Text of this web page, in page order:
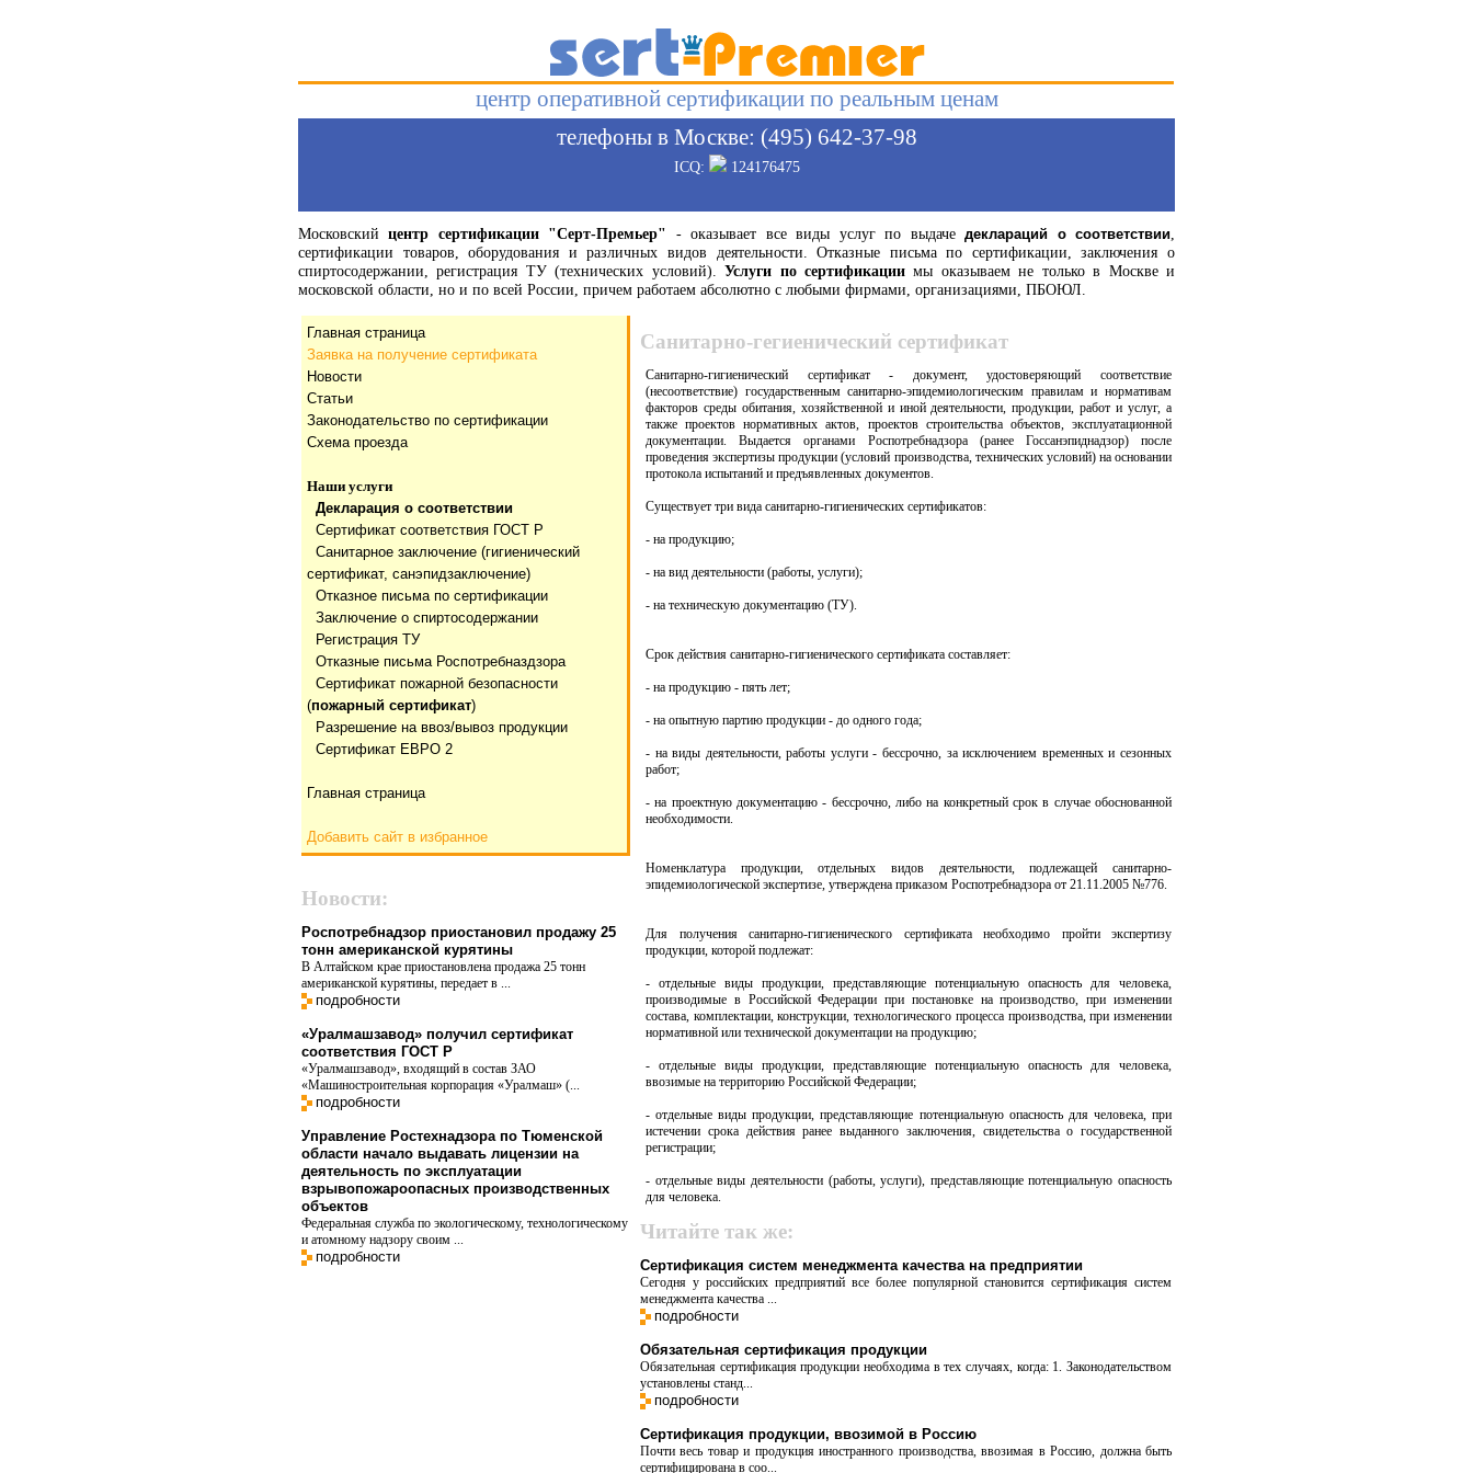
центр оперативной сертификации по реальным ценам
телефоны в Москве: (495) 642-37-98
ICQ: 124176475
Московскийцентр сертификации "Серт-Премьер" - оказывает все виды услуг по выдачедеклараций о соответствии
сертификации товаров, оборудования и различных видов деятельности. Отказные письма по сертификации, заключения о
спиртосодержании, регистрация ТУ (технических условий).Услуги по сертификации мы оказываем не только в Москве и
московской области, но и по всей России, причем работаем абсолютно с любыми фирмами, организациями, ПБОЮЛ.
Главная страница
Заявка на получение сертификата
Новости
Статьи
Законодательство по сертификации
Схема проезда
Наши услуги
Декларация о соответствии
Сертификат соответствия ГОСТ Р
Санитарное заключение (гигиенический
сертификат, санэпидзаключение)
Отказнoе письма по сертификации
Заключение о спиртосодержании
Регистрация ТУ
Отказные письма Роспотребназдзора
Сертификат пожарной безопасности
(пожарный сертификат)
Разрешение на ввоз/вывоз продукции
Сертификат ЕВРО 2
Главная страница
Добавить сайт в избранное
Новости:
Роспотребнадзор приостановил продажу 25
тонн американской курятины
В Алтайском крае приостановлена продажа 25 тонн
американской курятины, передает в ...
подробности
«Уралмашзавод» получил сертификат
соответствия ГОСТ Р
«Уралмашзавод», входящий в состав ЗАО
«Машиностроительная корпорация «Уралмаш» (...
подробности
Управление Ростехнадзора по Тюменской
области начало выдавать лицензии на
деятельность по эксплуатации
взрывопожароопасных производственных
объектов
Федеральная служба по экологическому, технологическому
и атомному надзору своим ...
подробности
Санитарно-гегиенический сертификат
Санитарно-гигиенический сертификат - документ, удостоверяющий соответствие
(несоответствие) государственным санитарно-эпидемиологическим правилам и нормативам
факторов среды обитания, хозяйственной и иной деятельности, продукции, работ и услуг, а
также проектов нормативных актов, проектов строительства объектов, эксплуатационной
документации. Выдается органами Роспотребнадзора (ранее Госсанэпиднадзор) после
проведения экспертизы продукции (условий производства, технических условий) на основании
протокола испытаний и предъявленных документов.
Существует три вида санитарно-гигиенических сертификатов:
- на продукцию;
- на вид деятельности (работы, услуги);
- на техническую документацию (ТУ).
Срок действия санитарно-гигиенического сертификата составляет:
- на продукцию - пять лет;
- на опытную партию продукции - до одного года;
- на виды деятельности, работы услуги - бессрочно, за исключением временных и сезонных
работ;
- на проектную документацию - бессрочно, либо на конкретный срок в случае обоснованной
необходимости.
Номенклатура продукции, отдельных видов деятельности, подлежащей санитарно-
эпидемиологической экспертизе, утверждена приказом Роспотребнадзора от 21.11.2005 №776.
Для получения санитарно-гигиенического сертификата необходимо пройти экспертизу
продукции, которой подлежат:
- отдельные виды продукции, представляющие потенциальную опасность для человека,
производимые в Российской Федерации при постановке на производство, при изменении
состава, комплектации, конструкции, технологического процесса производства, при изменении
нормативной или технической документации на продукцию;
- отдельные виды продукции, представляющие потенциальную опасность для человека,
ввозимые на территорию Российской Федерации;
- отдельные виды продукции, представляющие потенциальную опасность для человека, при
истечении срока действия ранее выданного заключения, свидетельства о государственной
регистрации;
- отдельные виды деятельности (работы, услуги), представляющие потенциальную опасность
для человека.
Читайте так же:
Сертификация систем менеджмента качества на предприятии
Сегодня у российских предприятий все более популярной становится сертификация систем
менеджмента качества ...
подробности
Обязательная сертификация продукции
Обязательная сертификация продукции необходима в тех случаях, когда: 1. Законодательством
установлены станд...
подробности
Сертификация продукции, ввозимой в Россию
Почти весь товар и продукция иностранного производства, ввозимая в Россию, должна быть
сертифицирована в соо...